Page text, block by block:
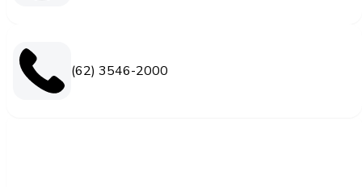
(62) 3546-2000